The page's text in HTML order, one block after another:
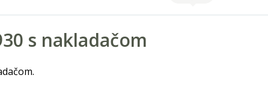
s nakladačom